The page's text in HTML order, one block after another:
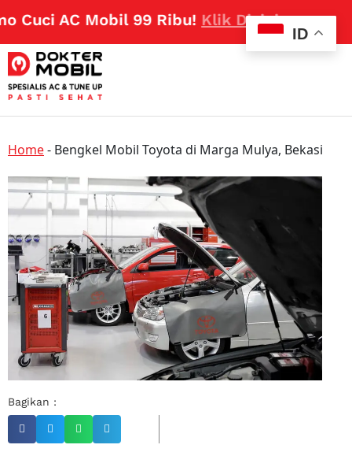
AC Mobil 99 Ribu!Klik Disini
Home- Bengkel Mobil Toyota di Marga Mulya, Bekasi
Bagikan :
ID